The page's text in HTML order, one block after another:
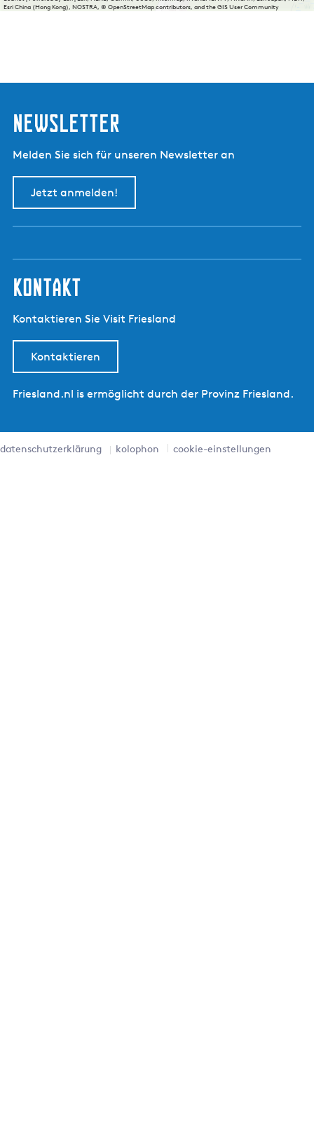
Esri China (Hong Kong), NOSTRA, © OpenStreetMap contributors, and the GIS User Community
Newsletter
Melden Sie sich für unseren Newsletter an
Jetzt anmelden!
kontakt
Kontaktieren Sie Visit Friesland
Kontaktieren
Friesland.nl is ermöglicht durch der Provinz Friesland.
datenschutzerklärung kolophon cookie-einstellungen